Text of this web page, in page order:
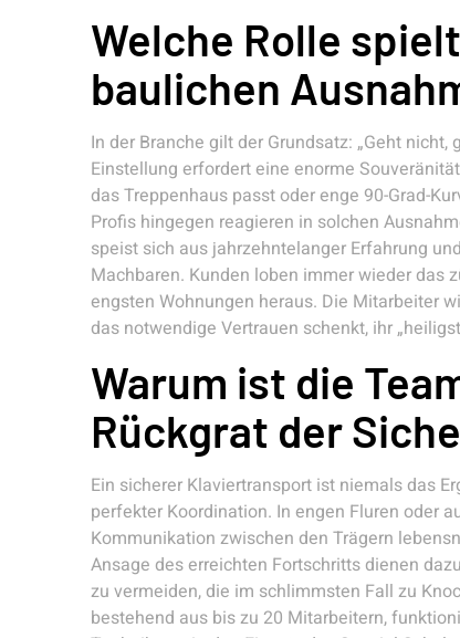
Welche Rolle
baulichen
In der Branche gilt der Grundsatz: „Geht
Einstellung erfordert eine enorme
das Treppenhaus passt oder enge 90-Grad-
Profis hingegen reagieren in solchen
speist sich aus jahrzehntelanger Erfahrung
Machbaren. Kunden loben immer wieder das
engsten Wohnungen heraus. Die Mitarbeiter
das notwendige Vertrauen schenkt, ihr
Warum ist die
Rückgrat der
Ein sicherer Klaviertransport ist niemals das
perfekter Koordination. In engen Fluren oder
Kommunikation zwischen den Trägern
Ansage des erreichten Fortschritts dienen
zu vermeiden, die im schlimmsten Fall zu
bestehend aus bis zu 20 Mitarbeitern,